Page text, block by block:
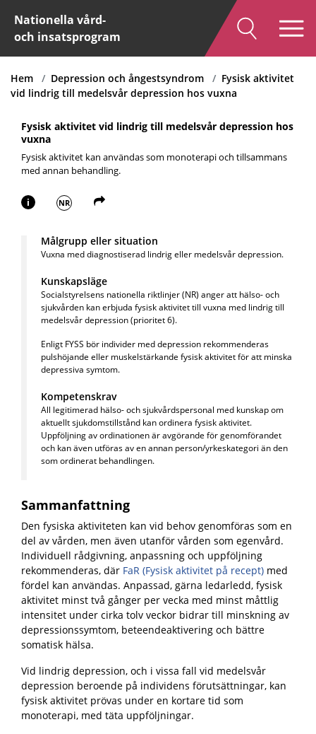
Nationella vård-
och insatsprogram
Hem Depression och ångestsyndrom
Fysisk aktivitet
vid lindrig till medelsvår depression hos vuxna
Fysisk aktivitet vid lindrig till medelsvår depression hos
vuxna
Fysisk aktivitet kan användas som monoterapi och tillsammans
med annan behandling.
i NR
Målgrupp eller situation
Vuxna med diagnostiserad lindrig eller medelsvår depression.
Kunskapsläge
Socialstyrelsens nationella riktlinjer (NR) anger att hälso- och
sjukvården kan erbjuda fysisk aktivitet till vuxna med lindrig till
medelsvår depression (prioritet 6).
Enligt FYSS bör individer med depression rekommenderas
pulshöjande eller muskelstärkande fysisk aktivitet för att minska
depressiva symtom.
Kompetenskrav
All legitimerad hälso- och sjukvårdspersonal med kunskap om
aktuellt sjukdomstillstånd kan ordinera fysisk aktivitet.
Uppföljning av ordinationen är avgörande för genomförandet
och kan även utföras av en annan person/yrkeskategori än den
som ordinerat behandlingen.
Sammanfattning
Den fysiska aktiviteten kan vid behov genomföras som en
del av vården, men även utanför vården som egenvård.
Individuell rådgivning, anpassning och uppföljning
rekommenderas, där FaR (Fysisk aktivitet på recept) med
fördel kan användas. Anpassad, gärna ledarledd, fysisk
aktivitet minst två gånger per vecka med minst måttlig
intensitet under cirka tolv veckor bidrar till minskning av
depressionssymtom, beteendeaktivering och bättre
somatisk hälsa.
Vid lindrig depression, och i vissa fall vid medelsvår
depression beroende på individens förutsättningar, kan
fysisk aktivitet prövas under en kortare tid som
monoterapi, med täta uppföljningar.